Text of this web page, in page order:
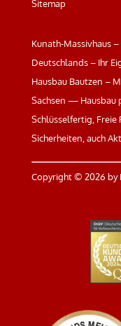
Sitemap
Kunath-Massivhaus
Deutschlands – Ihr
Hausbau Bautzen –
Sachsen — Hausbau
Schlüsselfertig, Freie
Sicherheiten, auch
Copyright © 2026 by